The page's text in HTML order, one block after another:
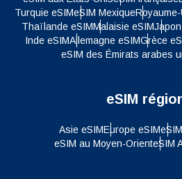
Turquie eSIMeSIM Mexique
Thaïlande eSIMMalaisie eSIM
Inde eSIMAllemagne eSIMGrèce
eSIM des Émirats arabes
eSIM
Asie eSIMEurope eSIM
eSIM au Moyen-OrienteSIM